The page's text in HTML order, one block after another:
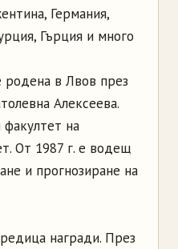
Германия,
Гърция и много
в Лвов през
Алексеева.
на
От 1987 г. е водещ
и прогнозиране на
награди. През